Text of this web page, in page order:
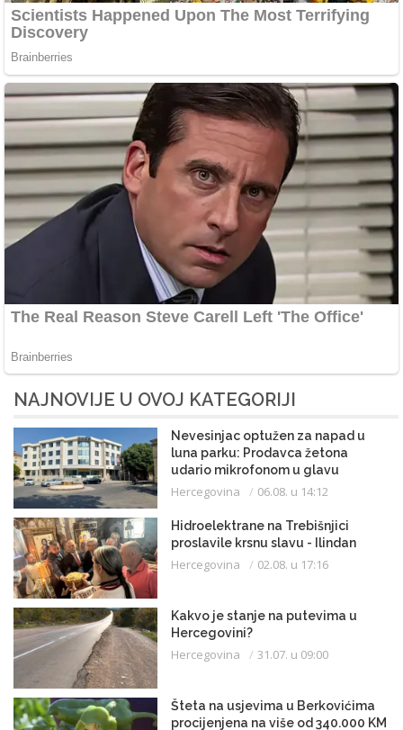
NAJNOVIJE U OVOJ KATEGORIJI
Nevesinjac optužen za napad u
luna parku: Prodavca žetona
udario mikrofonom u glavu
Hercegovina 06.08. u 14:12
Hidroelektrane na Trebišnjici
proslavile krsnu slavu - Ilindan
Hercegovina 02.08. u 17:16
Kakvo je stanje na putevima u
Hercegovini?
Hercegovina 31.07. u 09:00
Šteta na usjevima u Berkovićima
procijenjena na više od 340.000 KM